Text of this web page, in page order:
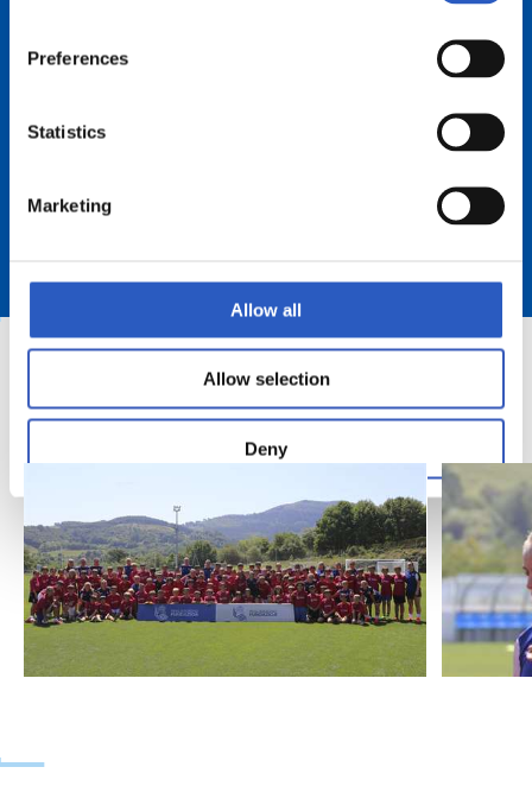
Preferences
Statistics
Marketing
Allow all
Allow selection
Deny
GALERÍA